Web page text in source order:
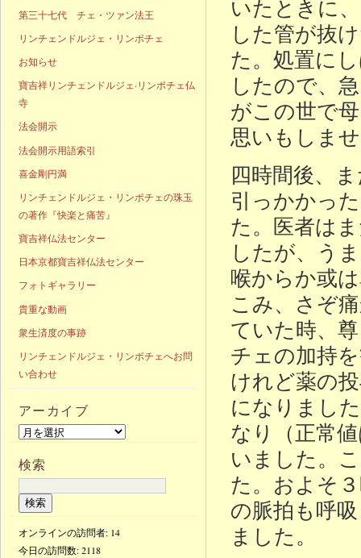
いたときに
した管が抜
た。処置に
したので、
がこの世で
思いもしま
四時間後、
引っかかっ
た。医者は
したが、う
喉からか或
こみ、さぞ
ていた時、
チェの加持
けれど薬の
になりまし
なり（正常
いました。
た。およそ
の脈拍も呼
ました。
第三十七代 チェ・ツァン法王
リンチェンドルジェ・リンポチェ
お知らせ
寶吉祥リンチェンドルジェ·リンポチェ仏
寺
法会開示
法会開示用語索引
喜金剛円満
リンチェンドルジェ・リンポチェの珠玉
の著作『快楽と痛苦』
寶吉祥仏法センター
日本京都寶吉祥仏法センター
フォトギャラリー
貴重な動画
衆生済度の事跡
リンチェンドルジェ・リンポチェへお問
い合わせ
アーカイブ
検索
オンラインの訪問者: 14
今日の訪問数:2118